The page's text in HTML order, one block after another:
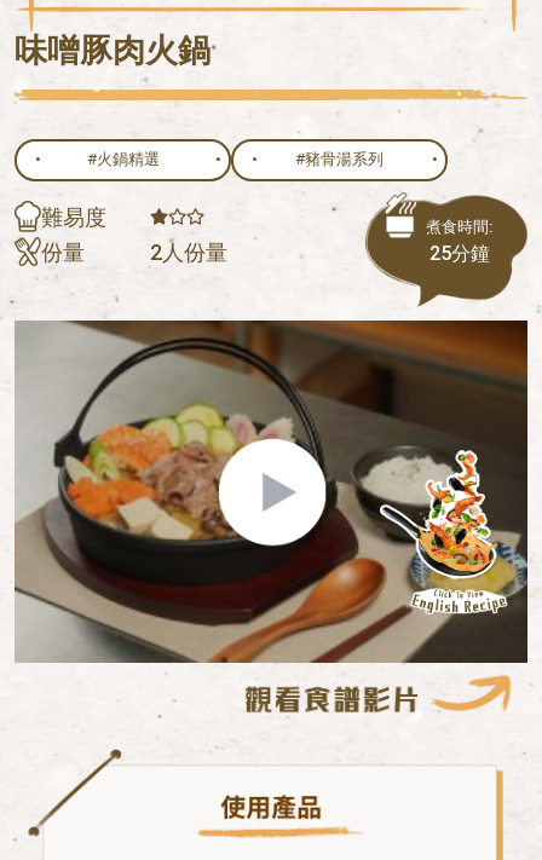
味噌豚肉火鍋
#火鍋精選 #豬骨湯系列
難易度
份量
2人份量
煮食時間:
25分鐘